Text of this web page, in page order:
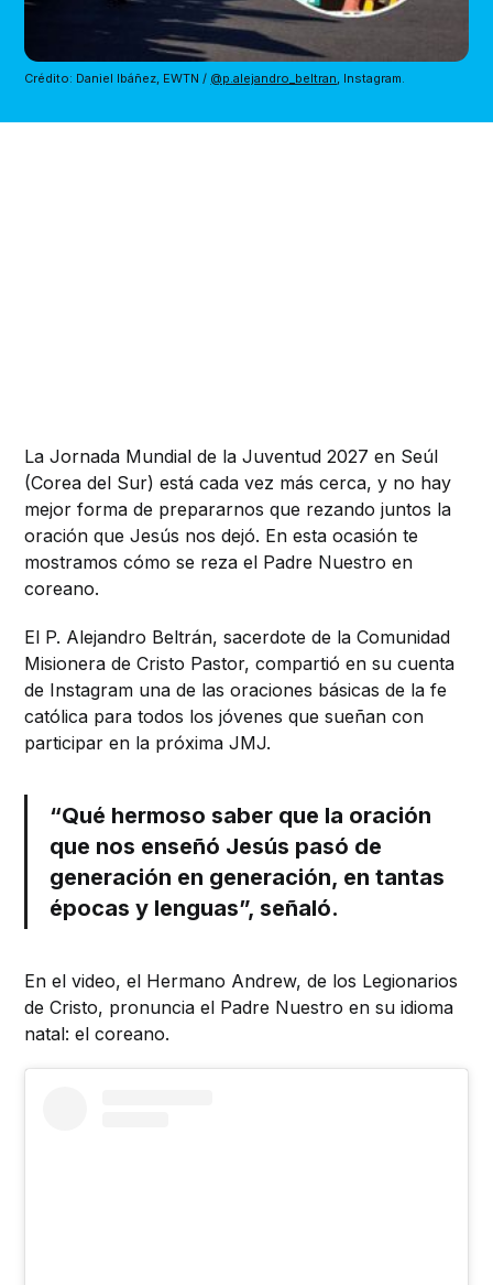
Crédito: Daniel Ibáñez, EWTN / @p.alejandro_beltran, Instagram.
La Jornada Mundial de la Juventud 2027 en Seúl
(Corea del Sur) está cada vez más cerca, y no hay
mejor forma de prepararnos que rezando juntos la
oración que Jesús nos dejó. En esta ocasión te
mostramos cómo se reza el Padre Nuestro en
coreano.
El P. Alejandro Beltrán, sacerdote de la Comunidad
Misionera de Cristo Pastor, compartió en su cuenta
de Instagram una de las oraciones básicas de la fe
católica para todos los jóvenes que sueñan con
participar en la próxima JMJ.
“Qué hermoso saber que la oración
que nos enseñó Jesús pasó de
generación en generación, en tantas
épocas y lenguas”, señaló.
En el video, el Hermano Andrew, de los Legionarios
de Cristo, pronuncia el Padre Nuestro en su idioma
natal: el coreano.